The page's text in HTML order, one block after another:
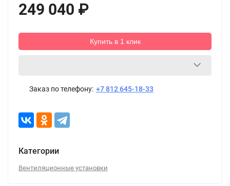
249 040 ₽
Купить в 1 клик
Заказ по телефону: +7 812 645-18-33
Категории
Вентиляционные установки